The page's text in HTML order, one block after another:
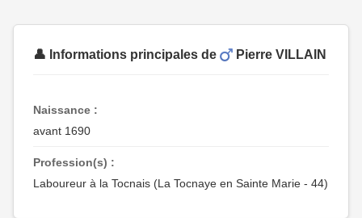
👤 Informations principales de Pierre VILLAIN
Naissance :
avant 1690
Profession(s) :
Laboureur à la Tocnais (La Tocnaye en Sainte Marie - 44)